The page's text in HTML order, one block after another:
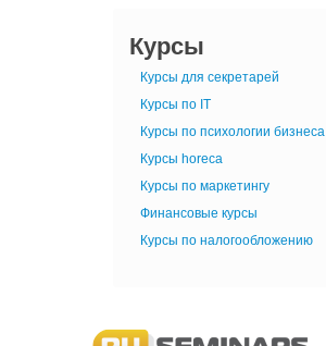
Курсы
Курсы для секретарей
Курсы по IT
Курсы по психологии бизнеса
Курсы horeca
Курсы по маркетингу
Финансовые курсы
Курсы по налогообложению